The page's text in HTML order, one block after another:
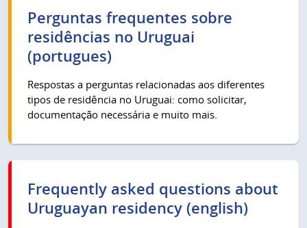
Perguntas frequentes sobre
residências no Uruguai
(portugues)
Respostas a perguntas relacionadas aos diferentes
tipos de residência no Uruguai: como solicitar,
documentação necessária e muito mais.
Frequently asked questions about
Uruguayan residency (english)